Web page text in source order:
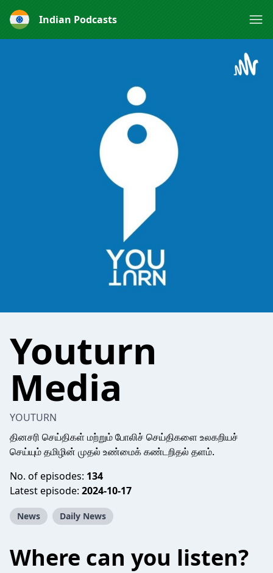
Indian Podcasts
Youturn
Media
YOUTURN
தினசரி செய்திகள் மற்றும் போலிச் செய்திகளை உலகறியச்
செய்யும் தமிழின் முதல் உண்மைக் கண்டறிதல் தளம்.
No. of episodes: 134
Latest episode: 2024-10-17
News Daily News
Where can you listen?